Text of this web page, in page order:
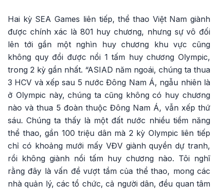
Hai kỳ SEA Games liên tiếp, thể thao Việt Nam giành
được chính xác là 801 huy chương, nhưng sự vô đối
lên tới gần một nghìn huy chương khu vực cũng
không quy đổi được nổi 1 tấm huy chương Olympic,
trong 2 kỳ gần nhất. “ASIAD năm ngoái, chúng ta thua
3 HCV và xếp sau 5 nước Đông Nam Á, ngẫu nhiên là
ở Olympic này, chúng ta cũng không có huy chương
nào và thua 5 đoàn thuộc Đông Nam Á, vẫn xếp thứ
sáu. Chúng ta thấy là một đất nước nhiều tiềm năng
thể thao, gần 100 triệu dân mà 2 kỳ Olympic liên tiếp
chỉ có khoảng mưới mấy VĐV giành quyền dự tranh,
rồi không giành nổi tấm huy chương nào. Tôi nghĩ
rằng đây là vấn đề vượt tầm của thể thao, mong các
nhà quản lý, các tổ chức, cả người dân, đều quan tâm